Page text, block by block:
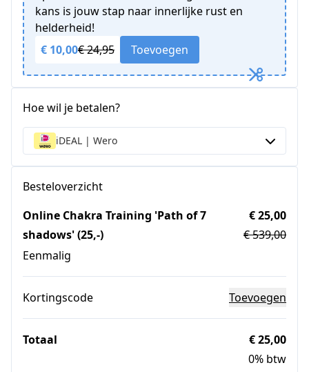
kans is jouw stap naar innerlijke rust en
helderheid!
€ 10,00€ 24,95 Toevoegen
Hoe wil je betalen?
iDEAL | Wero
Besteloverzicht
Online Chakra Training 'Path of 7
shadows' (25,-)
Eenmalig
€ 25,00
€ 539,00
Kortingscode Toevoegen
Totaal
€ 25,00
0% btw